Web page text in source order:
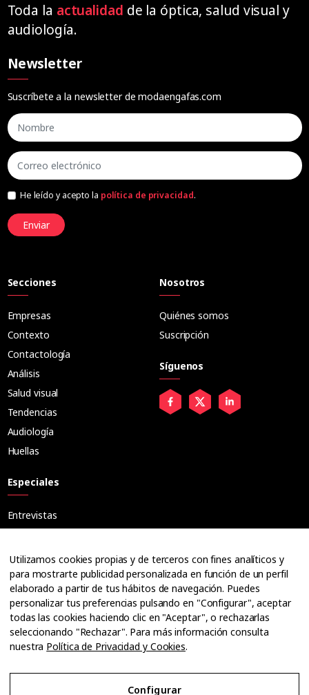
Toda la actualidad de la óptica, salud visual y
audiología.
Newsletter
Suscríbete a la newsletter de modaengafas.com
He leído y acepto la política de privacidad.
Enviar
Secciones
Empresas
Contexto
Contactología
Análisis
Salud visual
Tendencias
Audiología
Huellas
Especiales
Entrevistas
Ópticos
Cuadernos
Guías
Dossier
Anuarios
Ofertas de empleo
Nosotros
Quiénes somos
Suscripción
Síguenos
Utilizamos cookies propias y de terceros con fines analíticos y
para mostrarte publicidad personalizada en función de un perfil
elaborado a partir de tus hábitos de navegación. Puedes
personalizar tus preferencias pulsando en "Configurar", aceptar
todas las cookies haciendo clic en "Aceptar", o rechazarlas
seleccionando "Rechazar". Para más información consulta
nuestra Política de Privacidad y Cookies.
Configurar